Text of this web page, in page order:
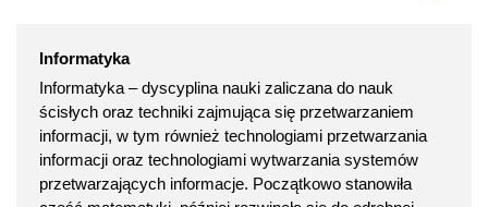
Informatyka
Informatyka – dyscyplina nauki zaliczana do nauk
ścisłych oraz techniki zajmująca się przetwarzaniem
informacji, w tym również technologiami przetwarzania
informacji oraz technologiami wytwarzania systemów
przetwarzających informacje. Początkowo stanowiła